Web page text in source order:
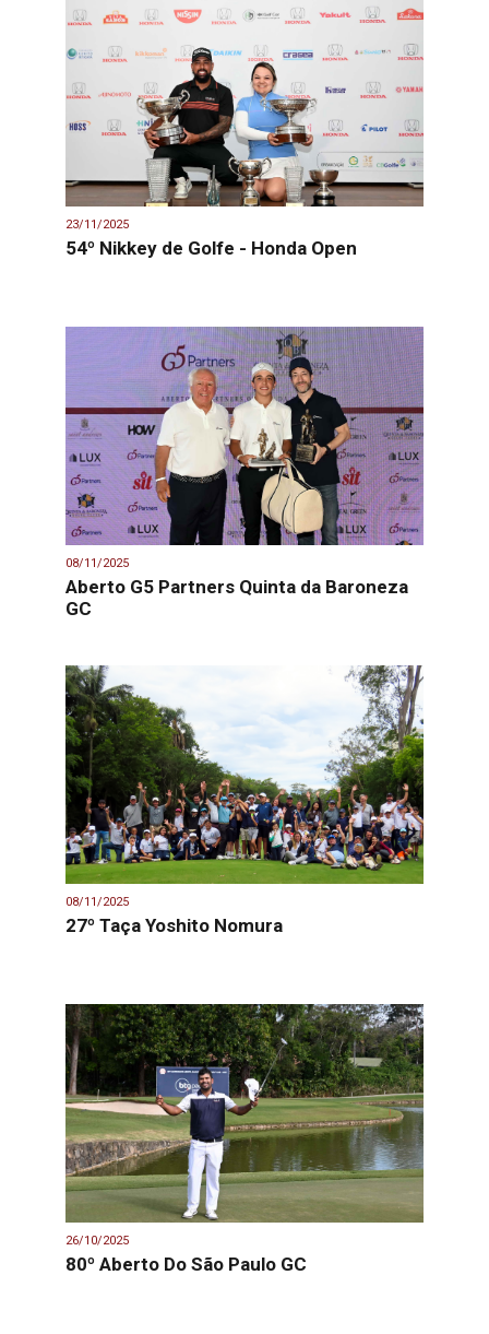
23/11/2025
54º Nikkey de Golfe - Honda Open
08/11/2025
Aberto G5 Partners Quinta da Baroneza
GC
08/11/2025
27º Taça Yoshito Nomura
26/10/2025
80º Aberto Do São Paulo GC